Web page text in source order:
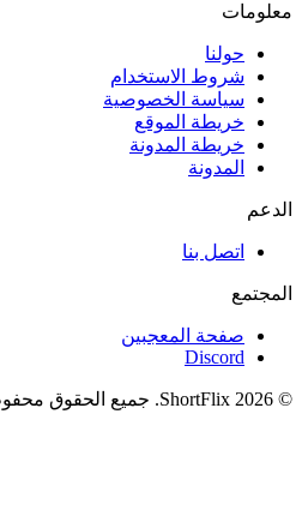
معلومات
حولنا
شروط الاستخدام
سياسة الخصوصية
خريطة الموقع
خريطة المدونة
المدونة
الدعم
اتصل بنا
المجتمع
صفحة المعجبين
Discord
© 2026 ShortFlix. جميع الحقوق محفوظة.